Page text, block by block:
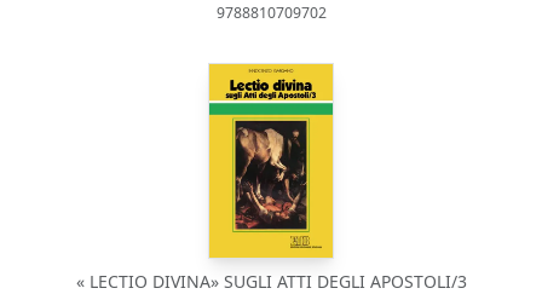
9788810709702
« LECTIO DIVINA» SUGLI ATTI DEGLI APOSTOLI/3